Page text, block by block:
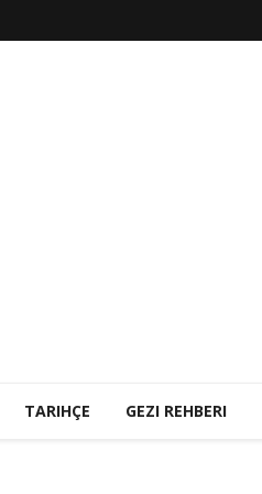
TARIHÇE GEZI REHBERI